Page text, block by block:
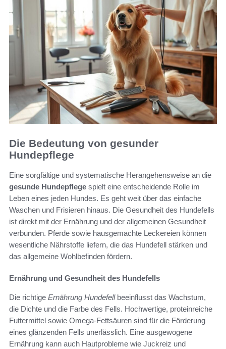
Die Bedeutung von gesunder
Hundepflege
Eine sorgfältige und systematische Herangehensweise an die
gesunde Hundepflege spielt eine entscheidende Rolle im
Leben eines jeden Hundes. Es geht weit über das einfache
Waschen und Frisieren hinaus. Die Gesundheit des Hundefells
ist direkt mit der Ernährung und der allgemeinen Gesundheit
verbunden. Pferde sowie hausgemachte Leckereien können
wesentliche Nährstoffe liefern, die das Hundefell stärken und
das allgemeine Wohlbefinden fördern.
Ernährung und Gesundheit des Hundefells
Die richtige Ernährung Hundefellbeeinflusst das Wachstum,
die Dichte und die Farbe des Fells. Hochwertige, proteinreiche
Futtermittel sowie Omega-Fettsäuren sind für die Förderung
eines glänzenden Fells unerlässlich. Eine ausgewogene
Ernährung kann auch Hautprobleme wie Juckreiz und